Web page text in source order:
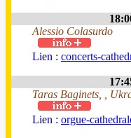
Alessio Colasurdo
Lien : concerts-
Taras Baginets, ,
Lien : orgue-